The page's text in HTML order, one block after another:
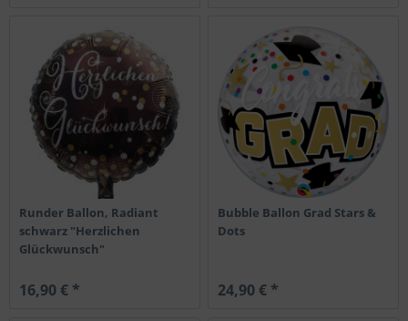
Runder Ballon, Radiant
schwarz "Herzlichen
Glückwunsch"
16,90 € *
Bubble Ballon Grad Stars &
Dots
24,90 € *